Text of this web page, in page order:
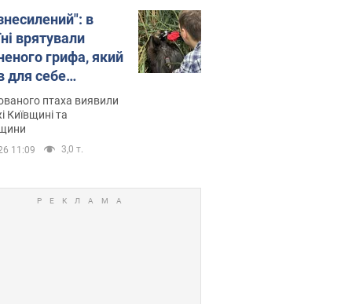
в
врятували
грифа, який
для себе
маршрут.
птаха виявили
Київщині та
11:09 3,0 т.